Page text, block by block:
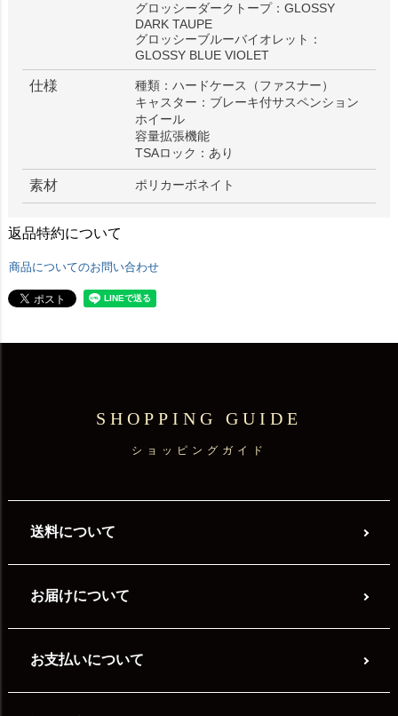
グロッシーダークトープ：GLOSSY
DARK TAUPE
グロッシーブルーバイオレット：
GLOSSY BLUE VIOLET
仕様
種類：ハードケース（ファスナー）
キャスター：ブレーキ付サスペンション
ホイール
容量拡張機能
TSAロック：あり
素材 ポリカーボネイト
返品特約について
商品についてのお問い合わせ
SHOPPING GUIDE
ショッピングガイド
送料について
お届けについて
お支払いについて